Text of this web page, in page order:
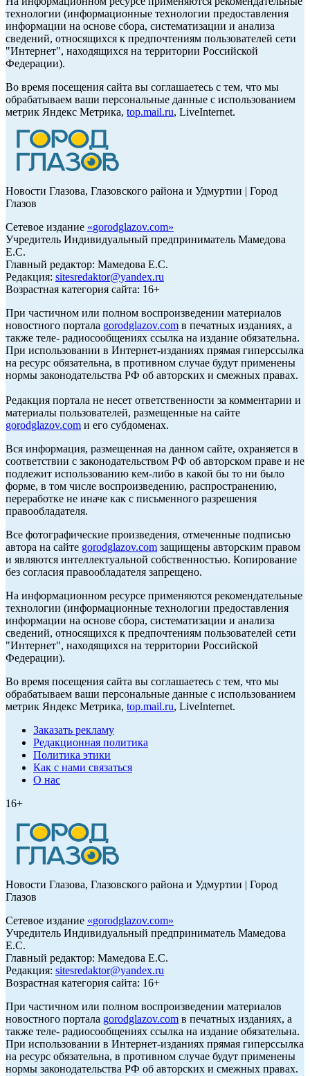
технологии (информационные технологии предоставления
информации на основе сбора, систематизации и анализа
сведений, относящихся к предпочтениям пользователей сети
"Интернет", находящихся на территории Российской
Федерации).
Во время посещения сайта вы соглашаетесь с тем, что мы
обрабатываем ваши персональные данные с использованием
метрик Яндекс Метрика, top.mail.ru, LiveInternet.
Новости Глазова, Глазовского района и Удмуртии | Город
Глазов
Сетевое издание «gorodglazov.com»
Учредитель Индивидуальный предприниматель Мамедова
Е.С.
Главный редактор: Мамедова Е.С.
Редакция: sitesredaktor@yandex.ru
Возрастная категория сайта: 16+
При частичном или полном воспроизведении материалов
новостного портала gorodglazov.com в печатных изданиях, а
также теле- радиосообщениях ссылка на издание обязательна.
При использовании в Интернет-изданиях прямая гиперссылка
на ресурс обязательна, в противном случае будут применены
нормы законодательства РФ об авторских и смежных правах.
Редакция портала не несет ответственности за комментарии и
материалы пользователей, размещенные на сайте
gorodglazov.com и его субдоменах.
Вся информация, размещенная на данном сайте, охраняется в
соответствии с законодательством РФ об авторском праве и не
подлежит использованию кем-либо в какой бы то ни было
форме, в том числе воспроизведению, распространению,
переработке не иначе как с письменного разрешения
правообладателя.
Все фотографические произведения, отмеченные подписью
автора на сайте gorodglazov.com защищены авторским правом
и являются интеллектуальной собственностью. Копирование
без согласия правообладателя запрещено.
На информационном ресурсе применяются рекомендательные
технологии (информационные технологии предоставления
информации на основе сбора, систематизации и анализа
сведений, относящихся к предпочтениям пользователей сети
"Интернет", находящихся на территории Российской
Федерации).
Во время посещения сайта вы соглашаетесь с тем, что мы
обрабатываем ваши персональные данные с использованием
метрик Яндекс Метрика, top.mail.ru, LiveInternet.
Заказать рекламу
Редакционная политика
Политика этики
Как с нами связаться
О нас
16+
Новости Глазова, Глазовского района и Удмуртии | Город
Глазов
Сетевое издание «gorodglazov.com»
Учредитель Индивидуальный предприниматель Мамедова
Е.С.
Главный редактор: Мамедова Е.С.
Редакция: sitesredaktor@yandex.ru
Возрастная категория сайта: 16+
При частичном или полном воспроизведении материалов
новостного портала gorodglazov.com в печатных изданиях, а
также теле- радиосообщениях ссылка на издание обязательна.
При использовании в Интернет-изданиях прямая гиперссылка
на ресурс обязательна, в противном случае будут применены
нормы законодательства РФ об авторских и смежных правах.